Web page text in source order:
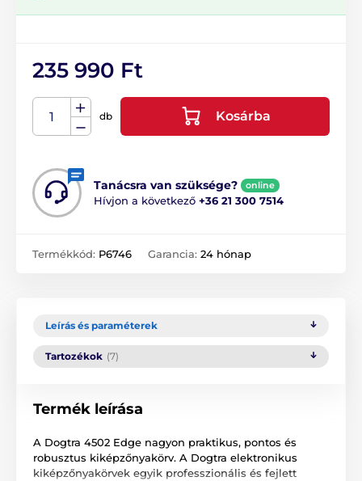
235 990 Ft
db Kosárba
Tanácsra van szüksége? online
Hívjon a következő +36 21 300 7514
Termékkód: P6746 Garancia: 24 hónap
Leírás és paraméterek
Tartozékok (7)
Termék leírása
A Dogtra 4502 Edge nagyon praktikus, pontos és
robusztus kiképzőnyakörv. A Dogtra elektronikus
kiképzőnyakörvek egyik professzionális és fejlett